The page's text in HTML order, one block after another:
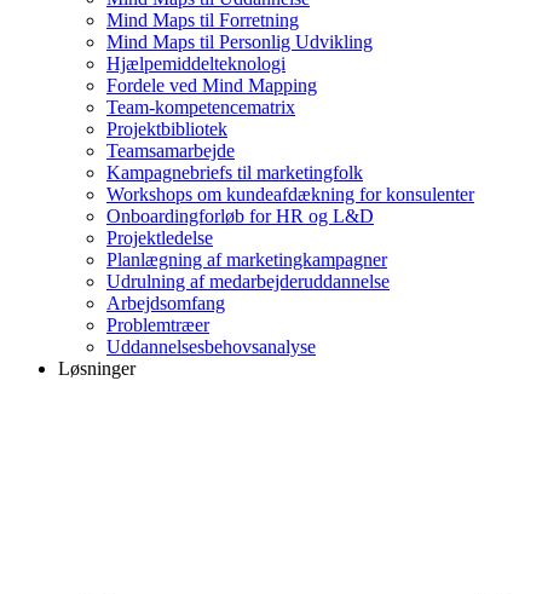
Mind Maps til Forretning
Mind Maps til Personlig Udvikling
Hjælpemiddelteknologi
Fordele ved Mind Mapping
Team-kompetencematrix
Projektbibliotek
Teamsamarbejde
Kampagnebriefs til marketingfolk
Workshops om kundeafdækning for konsulenter
Onboardingforløb for HR og L&D
Projektledelse
Planlægning af marketingkampagner
Udrulning af medarbejderuddannelse
Arbejdsomfang
Problemtræer
Uddannelsesbehovsanalyse
Løsninger